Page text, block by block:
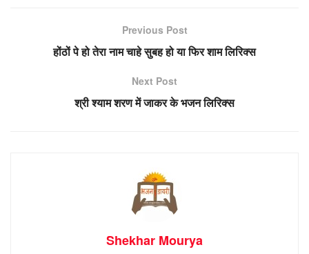
Previous Post
होंठों पे हो तेरा नाम चाहे सुबह हो या फिर शाम लिरिक्स
Next Post
श्री श्याम शरण में जाकर के भजन लिरिक्स
Shekhar Mourya